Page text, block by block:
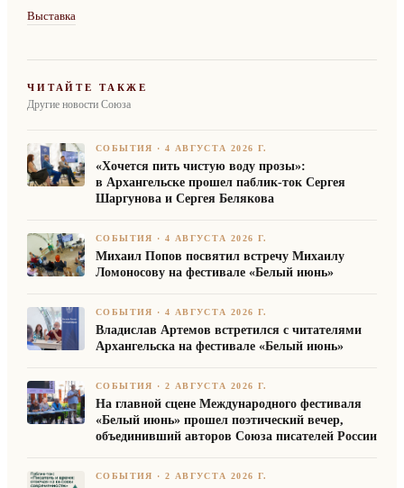
Выставка
ЧИТАЙТЕ ТАКЖЕ
Другие новости Союза
СОБЫТИЯ ·4 АВГУСТА 2026 Г.
«Хочется пить чистую воду прозы»:
в Архангельске прошел паблик-ток Сергея
Шаргунова и Сергея Белякова
СОБЫТИЯ ·4 АВГУСТА 2026 Г.
Михаил Попов посвятил встречу Михаилу
Ломоносову на фестивале «Белый июнь»
СОБЫТИЯ ·4 АВГУСТА 2026 Г.
Владислав Артемов встретился с читателями
Архангельска на фестивале «Белый июнь»
СОБЫТИЯ ·2 АВГУСТА 2026 Г.
На главной сцене Международного фестиваля
«Белый июнь» прошел поэтический вечер,
объединивший авторов Союза писателей России
СОБЫТИЯ ·2 АВГУСТА 2026 Г.